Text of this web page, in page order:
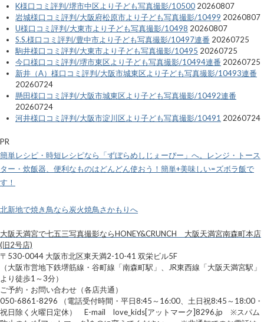
K様口コミ評判/堺市中区より子ども写真撮影/10500 20260807
岩城様口コミ評判/大阪府松原市より子ども写真撮影/10499 20260807
U様口コミ評判/大東市より子ども写真撮影/10498 20260807
S.S.様口コミ評判/豊中市より子ども写真撮影/10497連番 20260725
駒井様口コミ評判/大東市より子ども写真撮影/10495 20260725
今口様口コミ評判/堺市東区より子ども写真撮影/10494連番 20260725
新井（A）様口コミ評判/大阪市城東区より子ども写真撮影/10493連番
20260724
懸田様口コミ評判/大阪市城東区より子ども写真撮影/10492連番
20260724
河井様口コミ評判/大阪市淀川区より子ども写真撮影/10491 20260724
PR
簡単レシピ・時短レシピなら「ずぼらめしじぇーぴー」へ。レンジ・トース
ター・炊飯器、便利なものはどんどん使おう！簡単+美味しい=ズボラ飯で
す！
北新地で焼き鳥なら炭火焼鳥さかもりへ
大阪天満宮で七五三写真撮影ならHONEY&CRUNCH 大阪天満宮南森町本店
(旧2号店)
〒530-0044 大阪市北区東天満2-10-41 双栄ビル5F
（大阪市営地下鉄堺筋線・谷町線「南森町駅」、JR東西線「大阪天満宮駅」
より徒歩1～3分）
ご予約・お問い合わせ（各店共通）
050-6861-8296 （電話受付時間・平日8:45～16:00、土日祝8:45～18:00・
祝日除く火曜日定休） E-mail love_kids[アットマーク]8296.jp ※スパム